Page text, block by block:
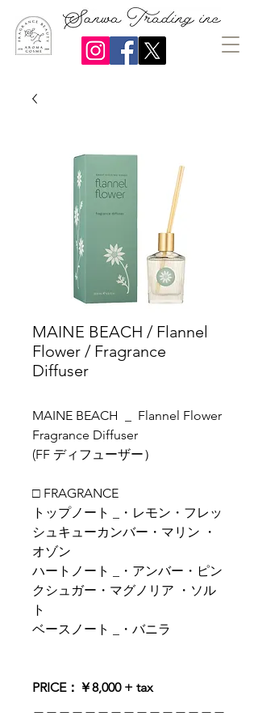
MAINE BEACH / Flannel
Flower / Fragrance
Diffuser
MAINE BEACH _ Flannel Flower
Fragrance Diffuser
(FF ディフューザー）
□ FRAGRANCE
トップノート _・レモン・フレッ
シュキューカンバー・マリン ・
オゾン
ハートノート _・アンバー・ピン
クシュガー・マグノリア ・ソル
ト
ベースノート _・バニラ
PRICE：￥8,000 + tax